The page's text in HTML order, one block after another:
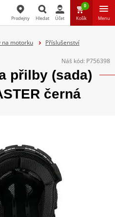
Hledat
Prodejny Hledat Účet
0
Košík Menu
na motorku
Příslušenství
Náš kód: P756398
přilby (sada)
černá